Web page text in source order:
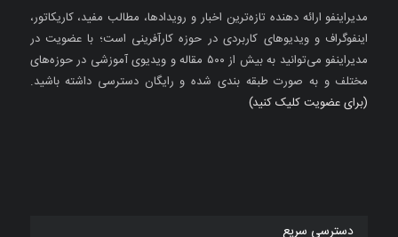
مدیراینفو ارائه دهنده تازه‌ترین اخبار و رویدادها، مطالب مفید، کاریکاتور،
اینفوگراف و ویدیوهای کاربردی در حوزه کارآفرینی است؛ با عضویت در
مدیراینفو می‌توانید به بیش از ۵۰۰ مقاله و ویدیوی آموزشی در حوزه‌های
مختلف و به صورت طبقه بندی شده و رایگان دسترسی داشته باشید.
(برای عضویت کلیک کنید)
دسترسی سریع